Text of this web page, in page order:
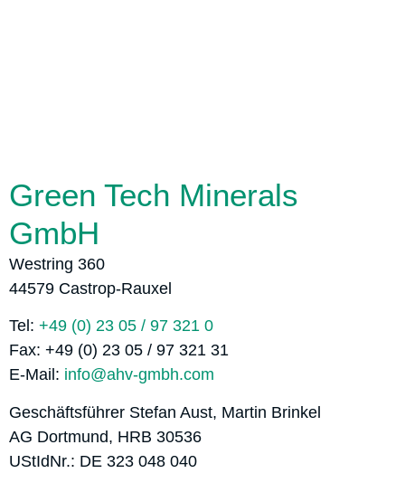
Green Tech Minerals
GmbH
Westring 360
44579 Castrop-Rauxel
Tel: +49 (0) 23 05 / 97 321 0
Fax: +49 (0) 23 05 / 97 321 31
E-Mail: info@ahv-gmbh.com
Geschäftsführer Stefan Aust, Martin Brinkel
AG Dortmund, HRB 30536
UStIdNr.: DE 323 048 040